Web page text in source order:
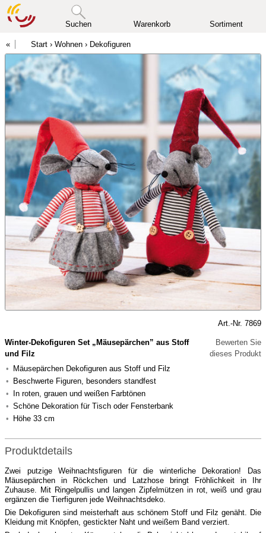
Suchen Warenkorb Sortiment
Start › Wohnen › Dekofiguren
Art.-Nr. 7869
Winter-Dekofiguren Set „Mäusepärchen” aus Stoff
und Filz
Mäusepärchen Dekofiguren aus Stoff und Filz
Beschwerte Figuren, besonders standfest
In roten, grauen und weißen Farbtönen
Schöne Dekoration für Tisch oder Fensterbank
Höhe 33 cm
Bewerten Sie
dieses Produkt
Produktdetails
Zwei putzige Weihnachtsfiguren für die winterliche Dekoration! Das
Mäusepärchen in Röckchen und Latzhose bringt Fröhlichkeit in Ihr
Zuhause. Mit Ringelpullis und langen Zipfelmützen in rot, weiß und grau
ergänzen die Tierfiguren jede Weihnachtsdeko.
Die Dekofiguren sind meisterhaft aus schönem Stoff und Filz genäht. Die
Kleidung mit Knöpfen, gestickter Naht und weißem Band verziert.